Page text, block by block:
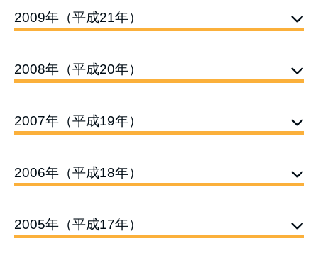
2009年（平成21年）
2008年（平成20年）
2007年（平成19年）
2006年（平成18年）
2005年（平成17年）